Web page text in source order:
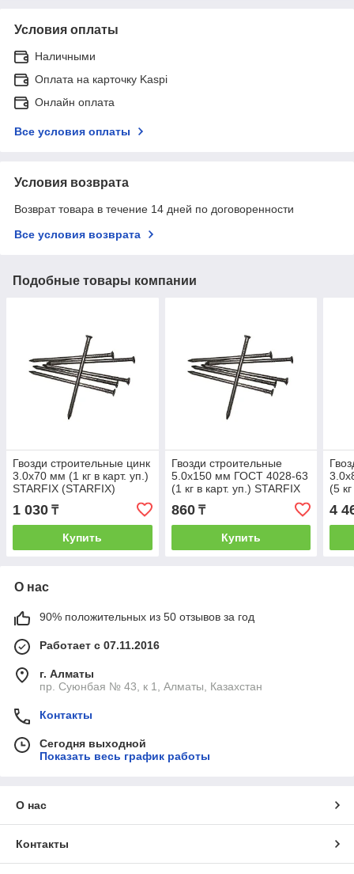
Условия оплаты
Наличными
Оплата на карточку Kaspi
Онлайн оплата
Все условия оплаты
Условия возврата
Возврат товара в течение 14 дней по договоренности
Все условия возврата
Подобные товары компании
Гвозди строительные цинк
3.0х70 мм (1 кг в карт. уп.)
STARFIX (STARFIX)
(SMC2-85225-1)
1 030 ₸
Купить
Гвозди строительные
5.0х150 мм ГОСТ 4028-63
(1 кг в карт. уп.) STARFIX
(STARFIX) (SMC3-38002-
1)
860₸
Купить
(5
4
О нас
90% положительных из 50 отзывов за год
Работает с 07.11.2016
г. Алматы
пр. Суюнбая № 43, к 1, Алматы, Казахстан
Контакты
Сегодня выходной
Показать весь график работы
О нас
Контакты